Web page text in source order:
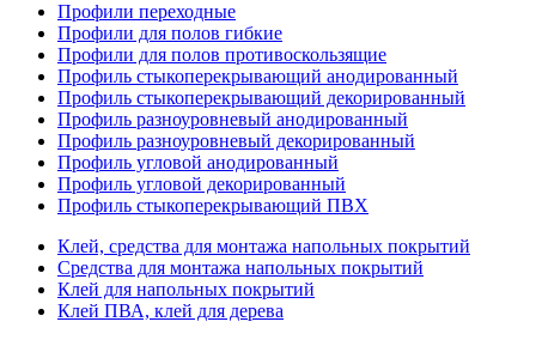
Профили переходные
Профили для полов гибкие
Профили для полов противоскользящие
Профиль стыкоперекрывающий анодированный
Профиль стыкоперекрывающий декорированный
Профиль разноуровневый анодированный
Профиль разноуровневый декорированный
Профиль угловой анодированный
Профиль угловой декорированный
Профиль стыкоперекрывающий ПВХ
Клей, средства для монтажа напольных покрытий
Средства для монтажа напольных покрытий
Клей для напольных покрытий
Клей ПВА, клей для дерева